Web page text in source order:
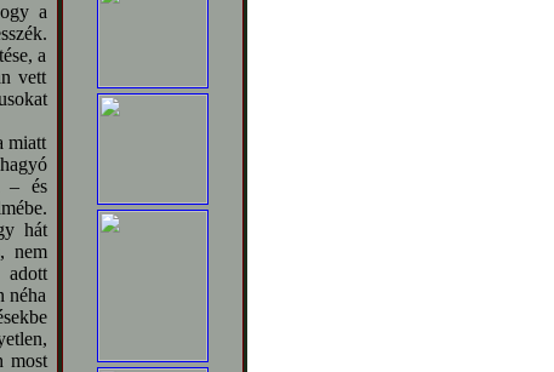
a
a
vett
miatt
– és
hát
nem
néha
most